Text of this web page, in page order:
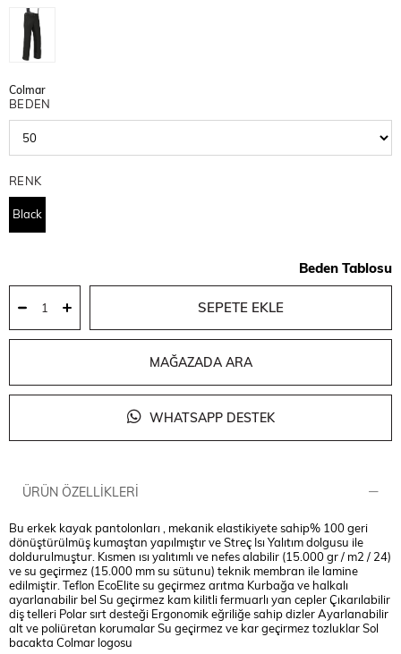
Colmar
BEDEN
RENK
Black
Beden Tablosu
MAĞAZADA ARA
WHATSAPP DESTEK
ÜRÜN ÖZELLIKLERI
Bu erkek kayak pantolonları , mekanik elastikiyete sahip% 100 geri
dönüştürülmüş kumaştan yapılmıştır ve Streç Isı Yalıtım dolgusu ile
doldurulmuştur. Kısmen ısı yalıtımlı ve nefes alabilir (15.000 gr / m2 / 24)
ve su geçirmez (15.000 mm su sütunu) teknik membran ile lamine
edilmiştir. Teflon EcoElite su geçirmez arıtma Kurbağa ve halkalı
ayarlanabilir bel Su geçirmez kam kilitli fermuarlı yan cepler Çıkarılabilir
diş telleri Polar sırt desteği Ergonomik eğriliğe sahip dizler Ayarlanabilir
alt ve poliüretan korumalar Su geçirmez ve kar geçirmez tozluklar Sol
bacakta Colmar logosu